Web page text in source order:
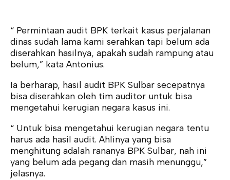
“ Permintaan audit BPK terkait kasus perjalanan
dinas sudah lama kami serahkan tapi belum ada
diserahkan hasilnya, apakah sudah rampung atau
belum,” kata Antonius.
Ia berharap, hasil audit BPK Sulbar secepatnya
bisa diserahkan oleh tim auditor untuk bisa
mengetahui kerugian negara kasus ini.
“ Untuk bisa mengetahui kerugian negara tentu
harus ada hasil audit. Ahlinya yang bisa
menghitung adalah rananya BPK Sulbar, nah ini
yang belum ada pegang dan masih menunggu,”
jelasnya.